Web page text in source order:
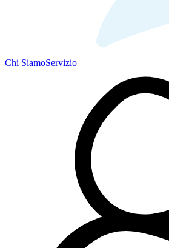
Chi SiamoServizio